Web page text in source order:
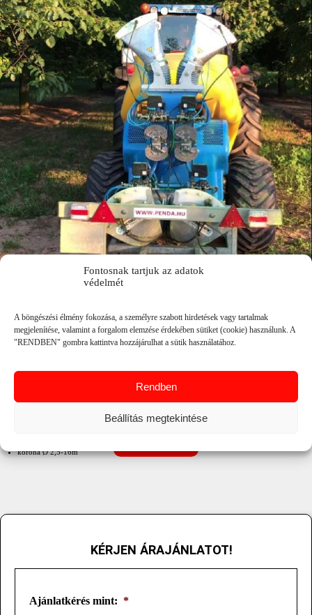
Fontosnak tartjuk az adatok
védelmét
A böngészési élmény fokozása, a személyre szabott hirdetések vagy tartalmak
megjelenítése, valamint a forgalom elemzése érdekében sütiket (cookie) használunk. A
"RENDBEN" gombra kattintva hozzájárulhat a sütik használatához.
Rendben
Beállítás megtekintése
dió, magas fasorok permetezésére
korona Ø 2,5-16m
KÉRJEN ÁRAJÁNLATOT!
Ajánlatkérés mint: *